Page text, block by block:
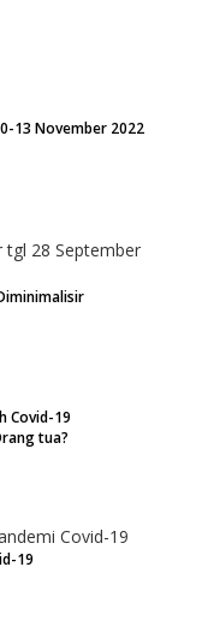
13 November 2022
Covid-19
tua?
19